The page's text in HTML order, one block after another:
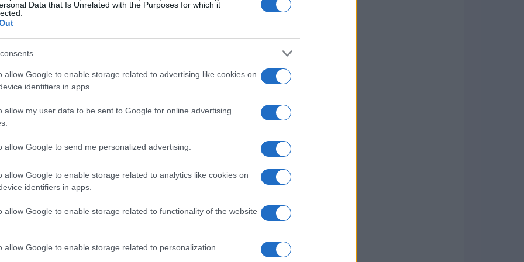
Data that Is Unrelated with the Purposes for which it
allow Google to enable storage related to advertising like cookies on
identifiers in apps.
allow my user data to be sent to Google for online advertising
allow Google to send me personalized advertising.
allow Google to enable storage related to analytics like cookies on
identifiers in apps.
allow Google to enable storage related to functionality of the website
allow Google to enable storage related to personalization.
come un
in un B&B, offre la possibilità di svegliarsi
la trattoria Enzo a Mare rappresenta
dove il commissario si delizia con piatti a
Ragusa Ibla si presenta con le sue
Giorgio, con la sua facciata scenografica, è
rendere la serie indimenticabile.
in ogni episodio. Le riprese a
e barche colorate, evocano un’atmosfera di
catturato l’immaginazione degli spettatori,